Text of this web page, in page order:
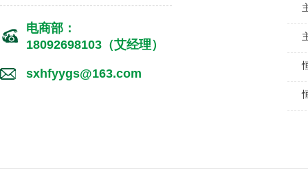
电商部：
18092698103（艾经理）
sxhfyygs@163.com